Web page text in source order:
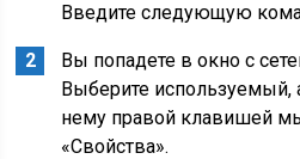
Введите следующую
Вы попадете в окно с
Выберите используемый,
нему правой клавишей
«Свойства».